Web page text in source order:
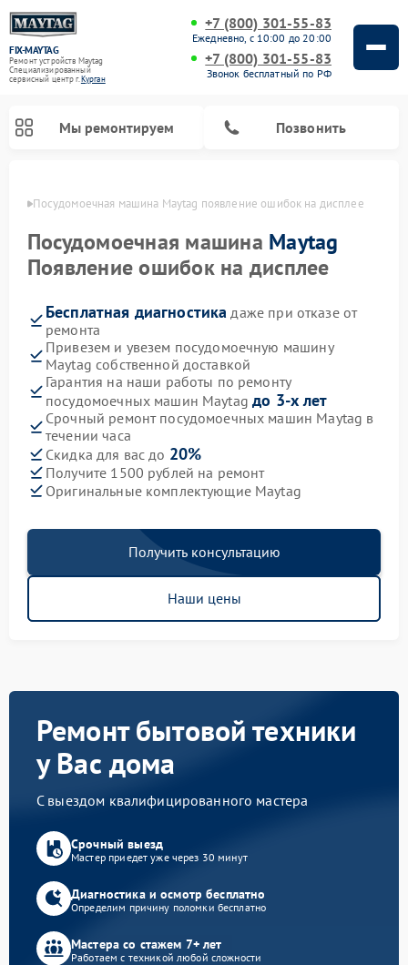
FIX-MAYTAG
Ремонт устройств Maytag
Специализированный
cервисный центр г.Курган
+7 (800) 301-55-83
Ежедневно, с 10:00 до 20:00
+7 (800) 301-55-83
Звонок бесплатный по РФ
Мы ремонтируем Позвонить
Посудомоечная машина Maytag появление ошибок на дисплее
Посудомоечная машина Maytag
Появление ошибок на дисплее
Бесплатная диагностика даже при отказе от
ремонта
Привезем и увезем посудомоечную машину
Maytag собственной доставкой
Гарантия на наши работы по ремонту
посудомоечных машин Maytagдо 3-х лет
Срочный ремонт посудомоечных машин Maytag в
течении часа
Скидка для вас до 20%
Получите 1500 рублей на ремонт
Оригинальные комплектующие Maytag
Получить консультацию
Наши цены
Ремонт бытовой техники
у Вас дома
С выездом квалифицированного мастера
Срочный выезд
Мастер приедет уже через 30 минут
Диагностика и осмотр бесплатно
Определим причину поломки бесплатно
Мастера со стажем 7+ лет
Работаем с техникой любой сложности